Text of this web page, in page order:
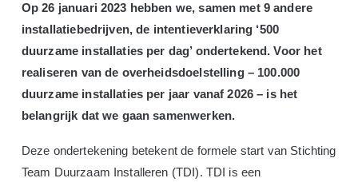
Op 26 januari 2023 hebben we, samen met 9 andere
installatiebedrijven, de intentieverklaring ‘500
duurzame installaties per dag’ ondertekend. Voor het
realiseren van de overheidsdoelstelling – 100.000
duurzame installaties per jaar vanaf 2026 – is het
belangrijk dat we gaan samenwerken.
Deze ondertekening betekent de formele start van Stichting
Team Duurzaam Installeren (TDI). TDI is een